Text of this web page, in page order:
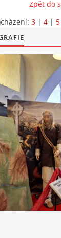
Zpět do
3 | 4 | 5